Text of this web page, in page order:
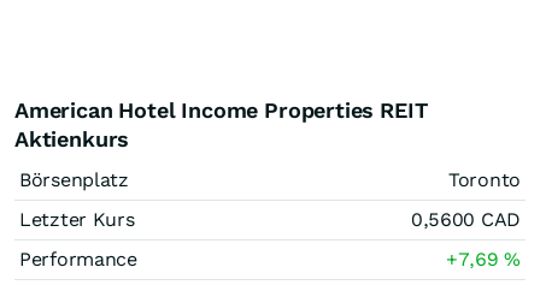
American Hotel Income Properties REIT
Aktienkurs
Börsenplatz
Toronto
Letzter Kurs
0,5600 CAD
Performance
+7,69%